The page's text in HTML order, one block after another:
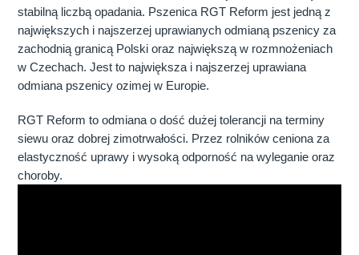
stabilną liczbą opadania. Pszenica RGT Reform jest jedną z
największych i najszerzej uprawianych odmianą pszenicy za
zachodnią granicą Polski oraz największą w rozmnożeniach
w Czechach. Jest to największa i najszerzej uprawiana
odmiana pszenicy ozimej w Europie.
RGT Reform to odmiana o dość dużej tolerancji na terminy
siewu oraz dobrej zimotrwałości. Przez rolników ceniona za
elastyczność uprawy i wysoką odporność na wyleganie oraz
choroby.